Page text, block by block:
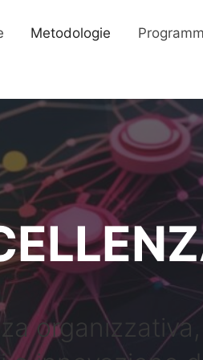
Metodologie
organizzativa,